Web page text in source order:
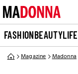
FASHIONBEAUTYLIFE
Magazine Madonna